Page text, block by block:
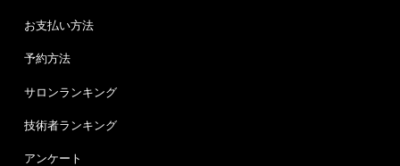
お支払い方法
予約方法
サロンランキング
技術者ランキング
アンケート